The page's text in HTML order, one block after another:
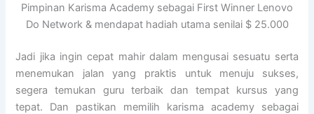
Pimpinan Karisma Academy sebagai First Winner Lenovo
Do Network & mendapat hadiah utama senilai $ 25.000
Jadi jika ingin cepat mahir dalam mengusai sesuatu serta
menemukan jalan yang praktis untuk menuju sukses,
segera temukan guru terbaik dan tempat kursus yang
tepat. Dan pastikan memilih karisma academy sebagai